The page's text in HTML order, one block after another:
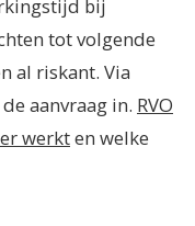
bij
tot volgende
al riskant. Via
aanvraag in. RVO
werkten welke